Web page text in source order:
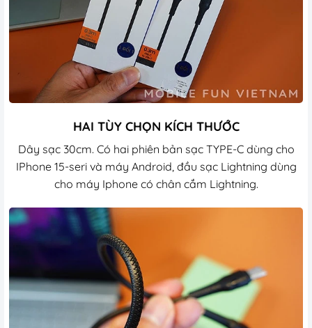
HAI TÙY CHỌN KÍCH THƯỚC
Dây sạc 30cm. Có hai phiên bản sạc TYPE-C dùng cho
IPhone 15-seri và máy Android, đầu sạc Lightning dùng
cho máy Iphone có chân cắm Lightning.